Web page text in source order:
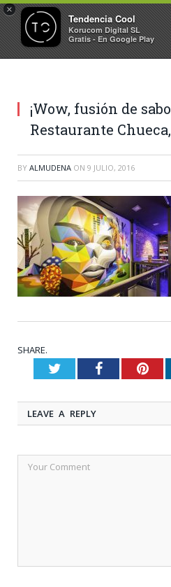
×
Tendencia Cool
Korucom Digital SL
Gratis - En Google Play
¡Wow, fusión de
Restaurante
BY ALMUDENA ON 9 JULIO, 2016
SHARE.
TwitterFacebook
LEAVE A REPLY